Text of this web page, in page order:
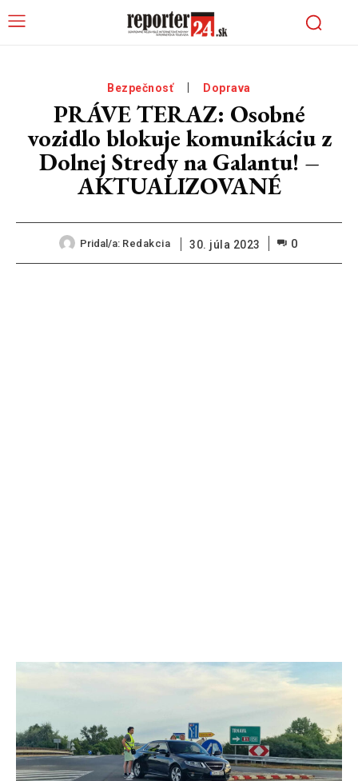
Bezpečnosť Doprava
PRÁVE TERAZ: Osobné
vozidlo blokuje komunikáciu z
Dolnej Stredy na Galantu! –
AKTUALIZOVANÉ
Pridal/a: Redakcia 30. júla 2023 0